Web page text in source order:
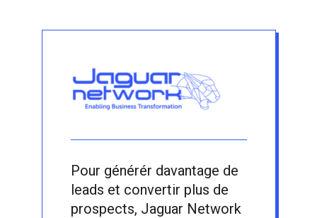
Pour générér davantage de
leads et convertir plus de
prospects, Jaguar Network